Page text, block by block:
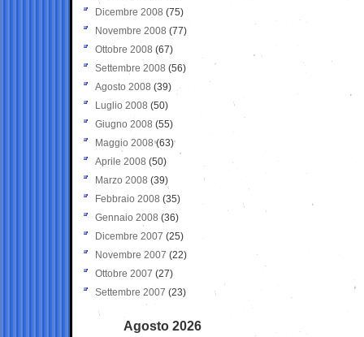
Dicembre 2008 (75)
Novembre 2008 (77)
Ottobre 2008 (67)
Settembre 2008 (56)
Agosto 2008 (39)
Luglio 2008 (50)
Giugno 2008 (55)
Maggio 2008(63)
Aprile 2008 (50)
Marzo 2008 (39)
Febbraio 2008 (35)
Gennaio 2008 (36)
Dicembre 2007 (25)
Novembre 2007 (22)
Ottobre 2007 (27)
Settembre 2007 (23)
Agosto 2026